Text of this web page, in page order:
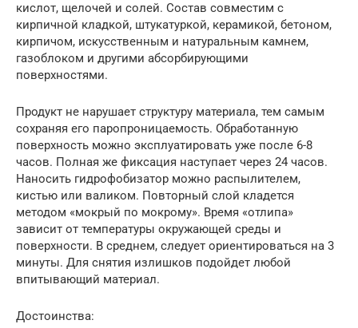
кислот, щелочей и солей. Состав совместим с
кирпичной кладкой, штукатуркой, керамикой, бетоном,
кирпичом, искусственным и натуральным камнем,
газоблоком и другими абсорбирующими
поверхностями.
Продукт не нарушает структуру материала, тем самым
сохраняя его паропроницаемость. Обработанную
поверхность можно эксплуатировать уже после 6-8
часов. Полная же фиксация наступает через 24 часов.
Наносить гидрофобизатор можно распылителем,
кистью или валиком. Повторный слой кладется
методом «мокрый по мокрому». Время «отлипа»
зависит от температуры окружающей среды и
поверхности. В среднем, следует ориентироваться на 3
минуты. Для снятия излишков подойдет любой
впитывающий материал.
Достоинства: